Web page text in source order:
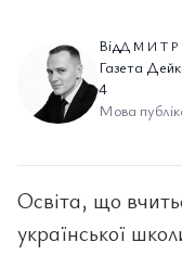
Від
Газета
4
Мова
Освіта, що
української